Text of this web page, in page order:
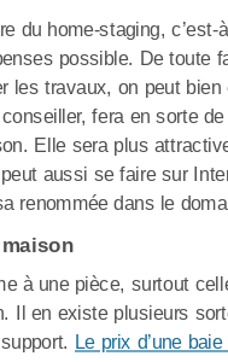
du home-staging, c’est-
possible. De toute
les travaux, on peut
fera en sorte
Elle sera plus
aussi se faire sur
renommée dans le
à une pièce, surtout
Il en existe plusieurs
Le prix d’une